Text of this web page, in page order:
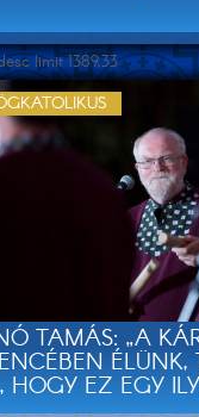
limit 1389,33
TAMÁS: „A
HOGY EZ EGY